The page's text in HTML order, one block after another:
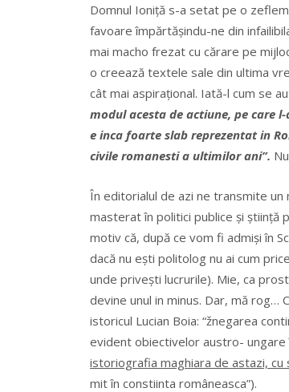
Domnul Ioniță s-a setat pe o
favoare împărtășindu-ne din
mai macho frezat cu cărare pe
o creează textele sale din ultima
cât mai aspirațional. Iată-l cum se
modul acesta de actiune, pe care
e inca foarte slab reprezentat in
civile romanesti a ultimilor ani”.
În editorialul de azi ne transmite
masterat în politici publice și știință
motiv că, după ce vom fi admiși în
dacă nu ești politolog nu ai cum
unde privești lucrurile). Mie, ca
devine unul in minus. Dar, mă rog…
istoricul Lucian Boia: “žnegarea
evident obiectivelor austro- ungare
istoriografia maghiara de astazi, cu
mit în constiinta româneasca”).